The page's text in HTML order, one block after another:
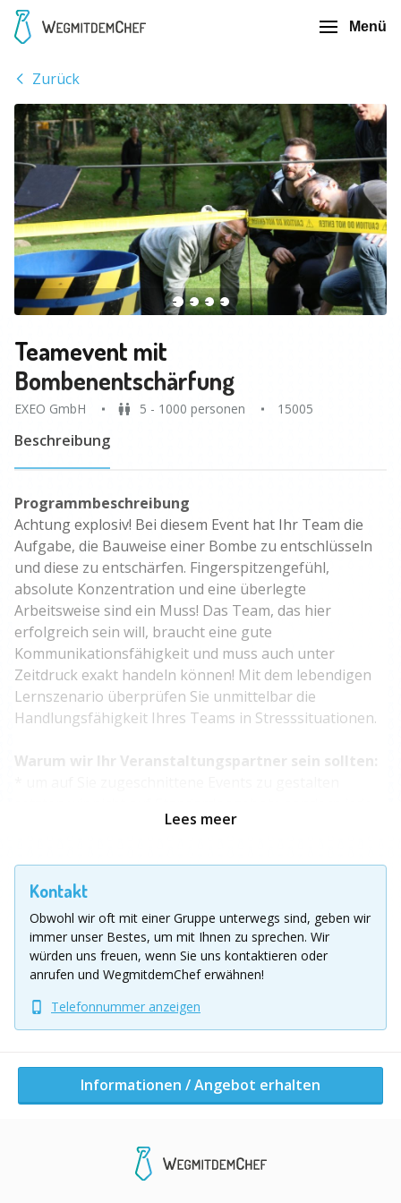
Menü
Zurück
Teamevent mit
Bombenentschärfung
EXEO GmbH 5 - 1000 personen 15005
Beschreibung
Programmbeschreibung
Achtung explosiv! Bei diesem Event hat Ihr Team die
Aufgabe, die Bauweise einer Bombe zu entschlüsseln
und diese zu entschärfen. Fingerspitzengefühl,
absolute Konzentration und eine überlegte
Arbeitsweise sind ein Muss! Das Team, das hier
erfolgreich sein will, braucht eine gute
Kommunikationsfähigkeit und muss auch unter
Zeitdruck exakt handeln können! Mit dem lebendigen
Lernszenario überprüfen Sie unmittelbar die
Handlungsfähigkeit Ihres Teams in Stresssituationen.
Warum wir Ihr Veranstaltungspartner sein sollten:
unverbindliche Anfrage geht mit einer individuellen
* wir scheuen keine Mühen um Ihr Wunschevent zu
realisieren, gerne kümmern wir uns auch um Location
und die Rundumversorgung
* auf Wunsch integrieren wir in Ihr Event eine
Unternehmensbotschaft, nehmen Bezug auf
Firmenwerte und/ oder reflektieren Gruppenprozesse.
So kann die Veranstaltung spaßorientiert oder
themenbezogen ablaufen.
* ausgebildete Trainer nach beQ- Standards
Deutschlandweit möglich!
Lees meer
Kontakt
Obwohl wir oft mit einer Gruppe unterwegs sind, geben wir
immer unser Bestes, um mit Ihnen zu sprechen. Wir
würden uns freuen, wenn Sie uns kontaktieren oder
anrufen und WegmitdemChef erwähnen!
Telefonnummer anzeigen
Informationen / Angebot erhalten